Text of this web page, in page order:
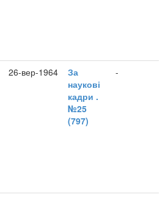
26-вер-1964
За
наукові
кадри .
№25
(797)
-